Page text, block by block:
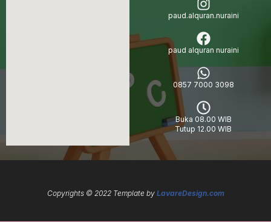
paud.alquran.nuraini
paud alquran nuraini
0857 7000 3098
Buka 08.00 WIB
Tutup 12.00 WIB
Copyrights © 2022 Template by LavareDesign.com